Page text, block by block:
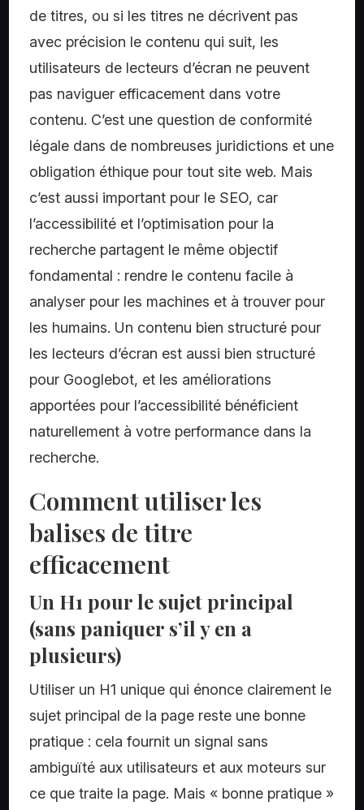
de titres, ou si les titres ne décrivent pas
avec précision le contenu qui suit, les
utilisateurs de lecteurs d’écran ne peuvent
pas naviguer efficacement dans votre
contenu. C’est une question de conformité
légale dans de nombreuses juridictions et une
obligation éthique pour tout site web. Mais
c’est aussi important pour le SEO, car
l’accessibilité et l’optimisation pour la
recherche partagent le même objectif
fondamental : rendre le contenu facile à
analyser pour les machines et à trouver pour
les humains. Un contenu bien structuré pour
les lecteurs d’écran est aussi bien structuré
pour Googlebot, et les améliorations
apportées pour l’accessibilité bénéficient
naturellement à votre performance dans la
recherche.
Comment utiliser les
balises de titre
efficacement
Un H1 pour le sujet principal
(sans paniquer s’il y en a
plusieurs)
Utiliser un H1 unique qui énonce clairement le
sujet principal de la page reste une bonne
pratique : cela fournit un signal sans
ambiguïté aux utilisateurs et aux moteurs sur
ce que traite la page. Mais « bonne pratique »